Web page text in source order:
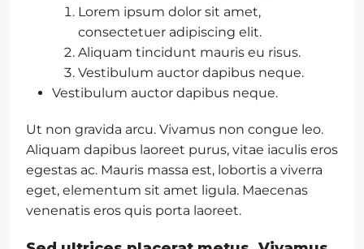
Lorem ipsum dolor sit amet,
consectetuer adipiscing elit.
Aliquam tincidunt mauris eu risus.
Vestibulum auctor dapibus neque.
Vestibulum auctor dapibus neque.
Ut non gravida arcu. Vivamus non congue leo.
Aliquam dapibus laoreet purus, vitae iaculis eros
egestas ac. Mauris massa est, lobortis a viverra
eget, elementum sit amet ligula. Maecenas
venenatis eros quis porta laoreet.